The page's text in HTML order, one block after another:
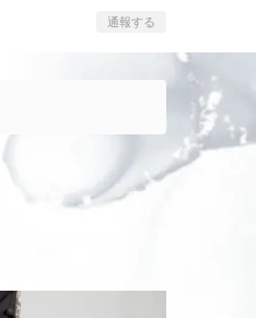
通報する